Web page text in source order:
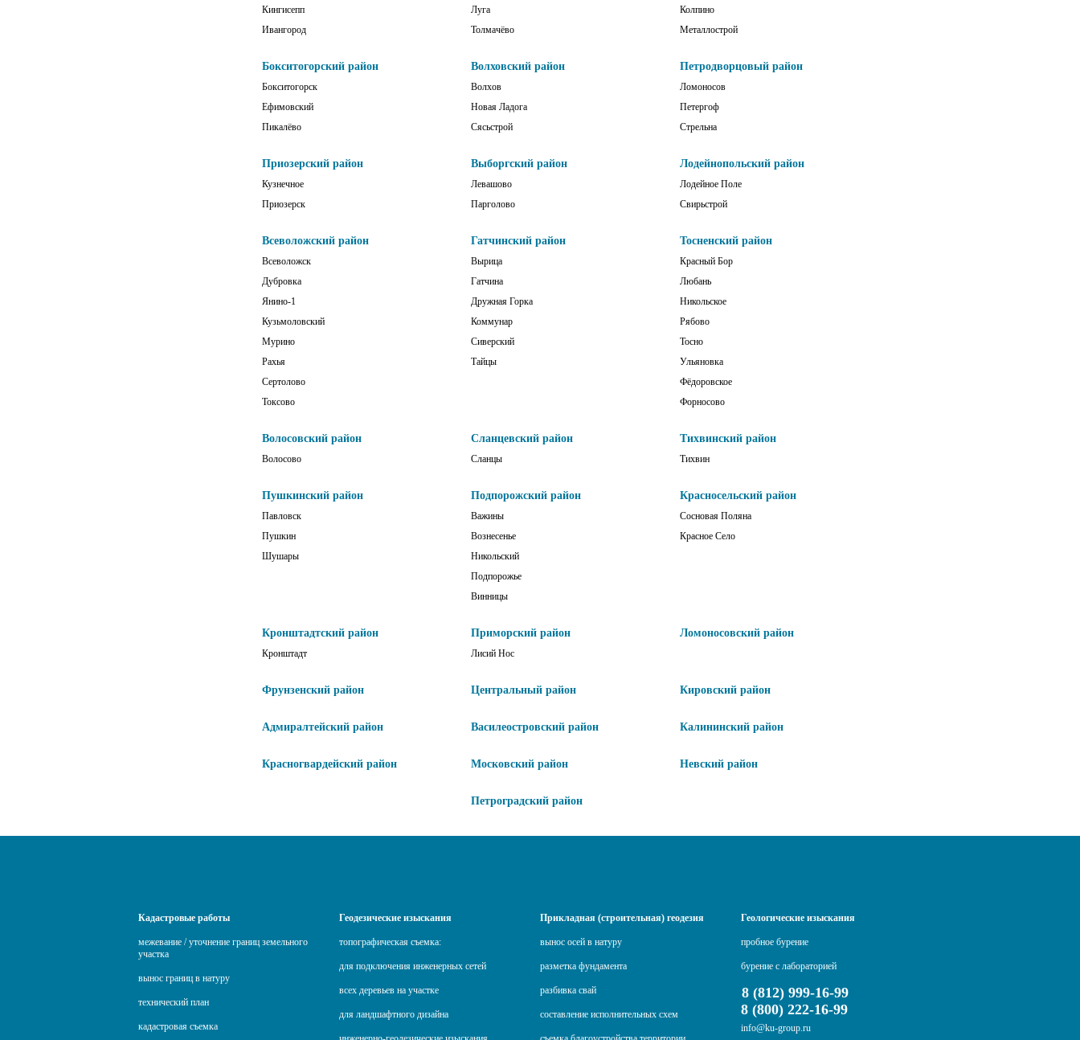
Кингисепп
Ивангород
Луга
Толмачёво
Колпино
Металлострой
Бокситогорский район
Бокситогорск
Ефимовский
Пикалёво
Волховский район
Волхов
Новая Ладога
Сясьстрой
Петродворцовый район
Ломоносов
Петергоф
Стрельна
Приозерский район
Кузнечное
Приозерск
Выборгский район
Левашово
Парголово
Лодейнопольский район
Лодейное Поле
Свирьстрой
Всеволожский район
Всеволожск
Дубровка
Янино-1
Кузьмоловский
Мурино
Рахья
Сертолово
Токсово
Гатчинский район
Вырица
Гатчина
Дружная Горка
Коммунар
Сиверский
Тайцы
Тосненский район
Красный Бор
Любань
Никольское
Рябово
Тосно
Ульяновка
Фёдоровское
Форносово
Волосовский район
Волосово
Сланцевский район
Сланцы
Тихвинский район
Тихвин
Пушкинский район
Павловск
Пушкин
Шушары
Подпорожский район
Важины
Вознесенье
Никольский
Подпорожье
Винницы
Красносельский район
Сосновая Поляна
Красное Село
Кронштадтский район
Кронштадт
Приморский район
Лисий Нос
Ломоносовский район
Фрунзенский район Центральный район Кировский район
Адмиралтейский район Василеостровский район Калининский район
Красногвардейский район Московский район Невский район
Петроградский район
Кадастровые работы
межевание / уточнение границ земельного
участка
вынос границ в натуру
технический план
кадастровая съемка
Геодезические изыскания
топографическая съемка:
для подключения инженерных сетей
всех деревьев на участке
для ландшафтного дизайна
Прикладная (строительная) геодезия
вынос осей в натуру
разметка фундамента
разбивка свай
составление исполнительных схем
Геологические изыскания
пробное бурение
бурение с лабораторией
8 (812) 999-16-99
8 (800) 222-16-99
info@ku-group.ru